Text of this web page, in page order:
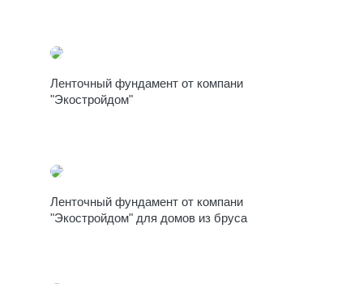
Ленточный фундамент от компани
"Экостройдом"
Ленточный фундамент от компани
"Экостройдом" для домов из бруса